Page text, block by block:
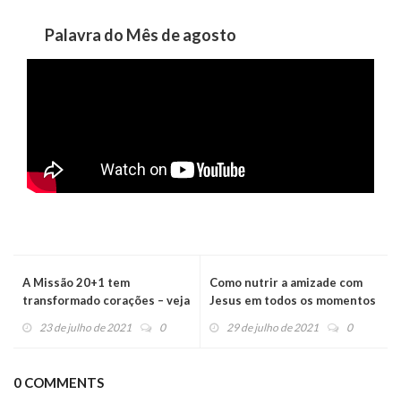
Palavra do Mês de agosto
A Missão 20+1 tem
transformado corações – veja
23 de julho de 2021 0
Como nutrir a amizade com
Jesus em todos os momentos
29 de julho de 2021 0
0 COMMENTS